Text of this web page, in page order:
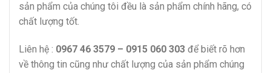
sản phẩm của chúng tôi đều là sản phẩm chính hãng, có
chất lượng tốt.
Liên hệ : 0967 46 3579 – 0915 060 303 để biết rõ hơn
về thông tin cũng như chất lượng của sản phẩm chúng